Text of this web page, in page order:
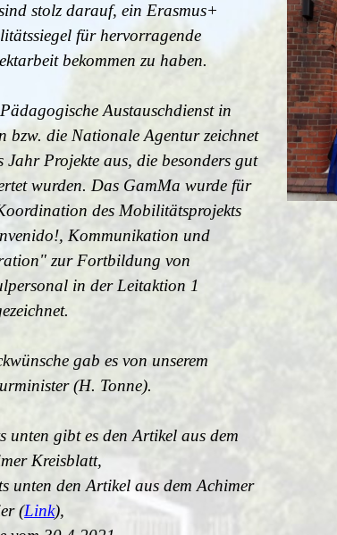
stolz darauf, ein Erasmus+
für hervorragende
bekommen zu haben.
Austauschdienst in
bzw. die Nationale Agentur zeichnet
Jahr Projekte aus, die besonders gut
wurden. Das GamMa wurde für
des Mobilitätsprojekts
Kommunikation und
zur Fortbildung von
in der Leitaktion 1
gab es von unserem
(H. Tonne).
unten gibt es den Artikel aus dem
Kreisblatt,
unten den Artikel aus dem Achimer
(Link),